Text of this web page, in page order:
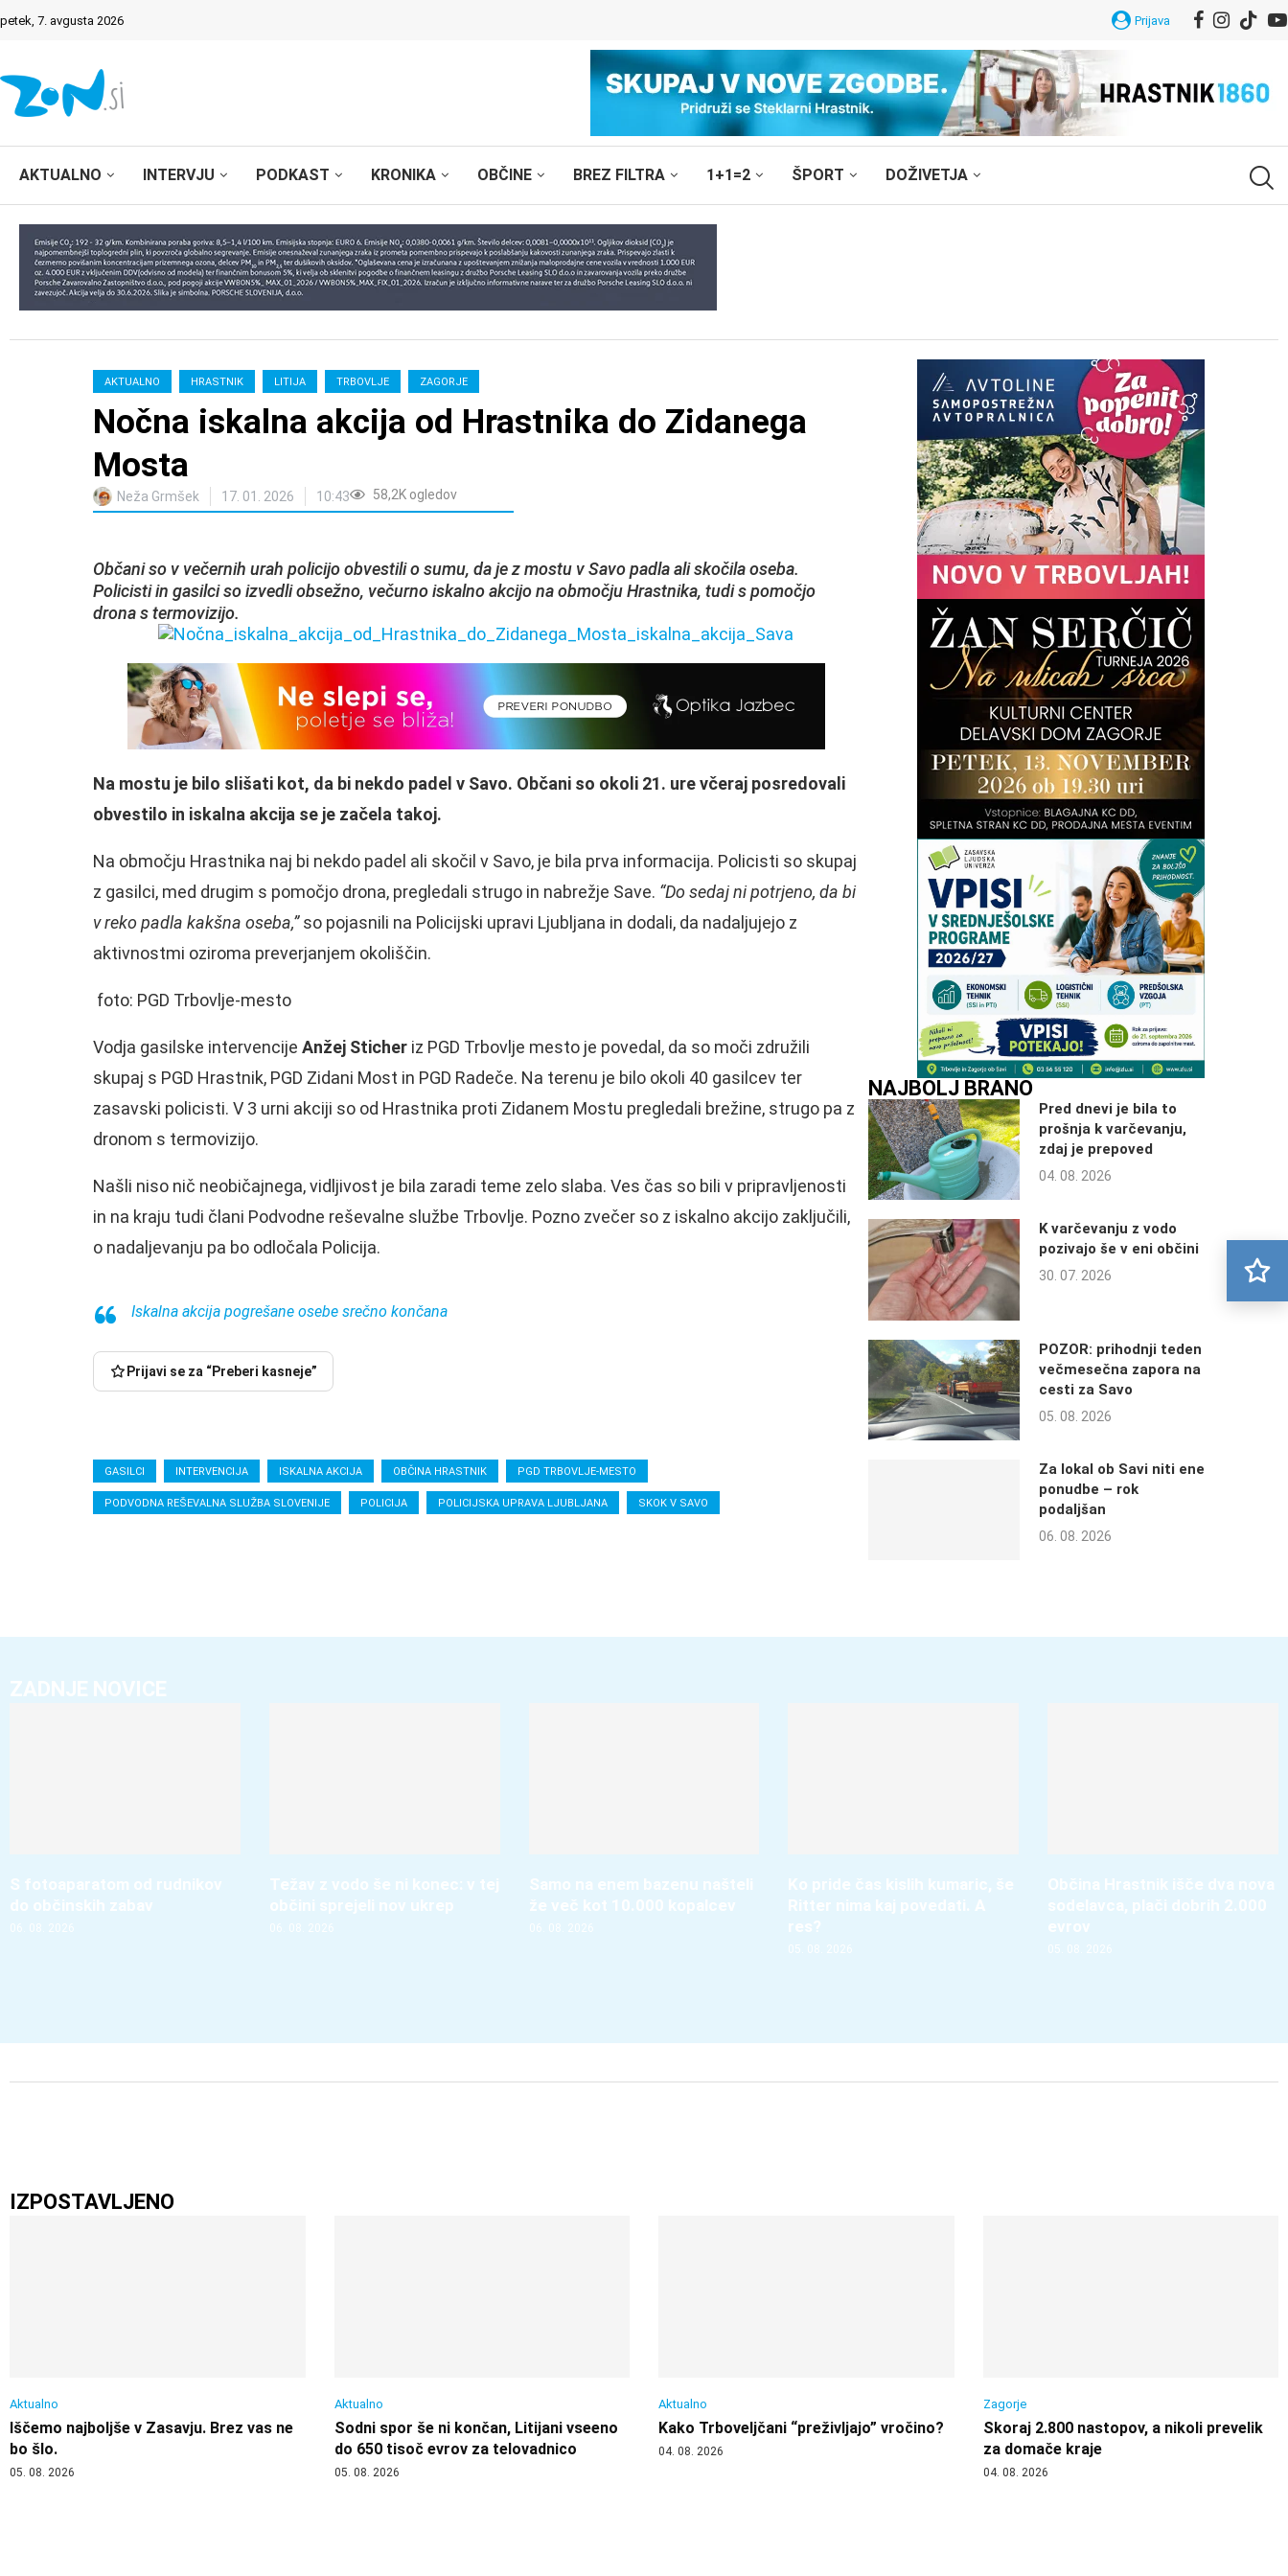
petek, 7. avgusta 2026 Prijava
AKTUALNO INTERVJU PODKAST KRONIKA OBČINE BREZ FILTRA 1+1=2 ŠPORT DOŽIVETJA
AKTUALNO HRASTNIK LITIJA TRBOVLJE ZAGORJE
Nočna iskalna akcija od Hrastnika do Zidanega
Mosta
Neža Grmšek 17. 01. 2026 10:43 58,2K ogledov
Občani so v večernih urah policijo obvestili o sumu, da je z mostu v Savo padla ali skočila oseba.
Policisti in gasilci so izvedli obsežno, večurno iskalno akcijo na območju Hrastnika, tudi s pomočjo
drona s termovizijo.
Na mostu je bilo slišati kot, da bi nekdo padel v Savo. Občani so okoli 21. ure včeraj posredovali
obvestilo in iskalna akcija se je začela takoj.
Na območju Hrastnika naj bi nekdo padel ali skočil v Savo, je bila prva informacija. Policisti so skupaj
z gasilci, med drugim s pomočjo drona, pregledali strugo in nabrežje Save. “Do sedaj ni potrjeno, da bi
v reko padla kakšna oseba,”so pojasnili na Policijski upravi Ljubljana in dodali, da nadaljujejo z
aktivnostmi oziroma preverjanjem okoliščin.
foto: PGD Trbovlje-mesto
Vodja gasilske intervencije Anžej Sticher iz PGD Trbovlje mesto je povedal, da so moči združili
skupaj s PGD Hrastnik, PGD Zidani Most in PGD Radeče. Na terenu je bilo okoli 40 gasilcev ter
zasavski policisti. V 3 urni akciji so od Hrastnika proti Zidanem Mostu pregledali brežine, strugo pa z
dronom s termovizijo.
Našli niso nič neobičajnega, vidljivost je bila zaradi teme zelo slaba. Ves čas so bili v pripravljenosti
in na kraju tudi člani Podvodne reševalne službe Trbovlje. Pozno zvečer so z iskalno akcijo zaključili,
o nadaljevanju pa bo odločala Policija.
Iskalna akcija pogrešane osebe srečno končana
Prijavi se za “Preberi kasneje”
GASILCI INTERVENCIJA ISKALNA AKCIJA OBČINA HRASTNIK PGD TRBOVLJE-MESTO
PODVODNA REŠEVALNA SLUŽBA SLOVENIJE POLICIJA POLICIJSKA UPRAVA LJUBLJANA SKOK V SAVO
NAJBOLJ BRANO
Pred dnevi je bila to
prošnja k varčevanju,
zdaj je prepoved
04. 08. 2026
K varčevanju z vodo
pozivajo še v eni občini
30. 07. 2026
POZOR: prihodnji teden
večmesečna zapora na
cesti za Savo
05. 08. 2026
Za lokal ob Savi niti ene
ponudbe – rok
podaljšan
06. 08. 2026
ZADNJE NOVICE
S fotoaparatom od rudnikov
do občinskih zabav
06. 08. 2026
Težav z vodo še ni konec: v tej
občini sprejeli nov ukrep
06. 08. 2026
Samo na enem bazenu našteli
že več kot 10.000 kopalcev
06. 08. 2026
Ko pride čas kislih kumaric, še
Ritter nima kaj povedati. A
res?
05. 08. 2026
Občina Hrastnik išče dva nova
sodelavca, plači dobrih 2.000
evrov
05. 08. 2026
IZPOSTAVLJENO
Aktualno
Iščemo najboljše v Zasavju. Brez vas ne
bo šlo.
05. 08. 2026
Aktualno
Sodni spor še ni končan, Litijani vseeno
do 650 tisoč evrov za telovadnico
05. 08. 2026
Aktualno
Kako Trboveljčani “preživljajo” vročino?
04. 08. 2026
Zagorje
Skoraj 2.800 nastopov, a nikoli prevelik
za domače kraje
04. 08. 2026